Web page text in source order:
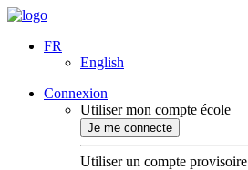
FR
English
Connexion
Utiliser mon compte école
Je me connecte
Utiliser un compte provisoire